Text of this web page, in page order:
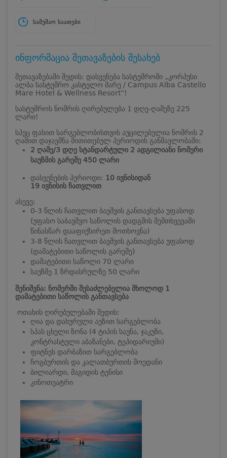
სამუშაო საათები
ინფორმაცია შეთავაზების შესახებ
შეთავაზებაში შედის: დასვენება სასტუმროში „კორპუსი
ალბა სასტუმრო კასტელო მარე / Campus Alba Castello
Mare Hotel & Wellness Resort“!
სასტუმროს ნომრის ღირებულება 1 დღე-ღამეზე 225
ლარი!
სპეც ფასით სარგებლობისთვის აუცილებელია ნომრის 2
ღამით დაჯავშნა მითითებულ პერიოდის განმავლობაში:
2 ღამე/3 დღე სტანდარტული 2 ადგილიანი ნომერი
საუზმის გარეშე 450 ლარი
დასვენების პერიოდი: 10 ივნისიდან
19 ივნისის ჩათვლით
ასევე:
0-3 წლის ჩათვლით ბავშვის განთავსება უფასოდ
(უფასო საბავშვო საწოლის დადგმის შემთხვევაში
წინასწარ დააფიქსირეთ მოთხოვნა)
3-8 წლის ჩათვლით ბავშვის განთავსება უფასოდ
(დამატებითი საწოლის გარეშე)
დამატებითი საწოლი 70 ლარი
საუზმე 1 ზრდასრულზე 50 ლარი
შენიშვნა: ნომერში შესაძლებელია მხოლოდ 1
დამატებითი საწოლის განთავსება
ოთახის ღირებულებაში შედის:
ღია და დახურული აუზით სარგებლობა
სპას ცხელი ზონა (4 ტიპის საუნა, ჯაკუზი,
კონტრასტული აბაზანები, ტეპიდარიუმი)
ფიტნეს დარბაზით სარგებლობა
ჩოგბურთის და კალათბურთის მოედანი
ბილიარდი, მაგიდის ტენისი
კინოთეატრი